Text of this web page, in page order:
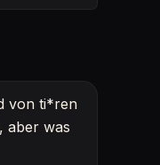
von ti*ren
aber was